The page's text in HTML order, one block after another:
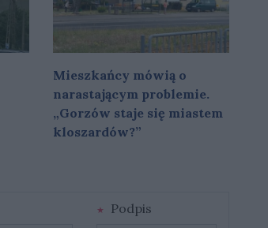
Mieszkańcy mówią o
narastającym problemie.
„Gorzów staje się miastem
kloszardów?”
Podpis